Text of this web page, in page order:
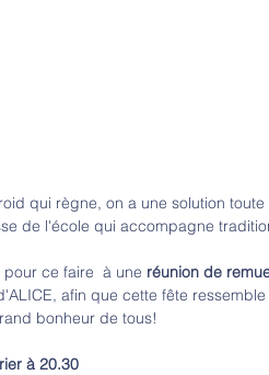
qui règne, on a une solution
de l'école qui accompagne
pour ce faire  à une réunion de
afin que cette fête
bonheur de tous!
à 20.30